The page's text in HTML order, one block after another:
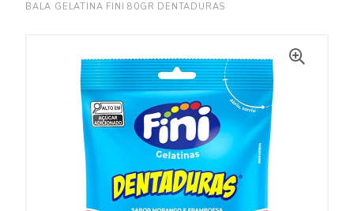
BALA GELATINA FINI 80GR DENTADURAS